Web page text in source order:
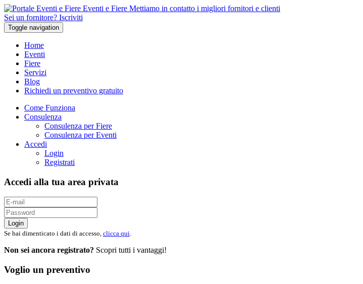
Eventi e Fiere Mettiamo in contatto i migliori fornitori e clienti
Sei un fornitore? Iscriviti
Toggle navigation
Home
Eventi
Fiere
Servizi
Blog
Richiedi un preventivo gratuito
Come Funziona
Consulenza
Consulenza per Fiere
Consulenza per Eventi
Accedi
Login
Registrati
Accedi alla tua area privata
Login
Se hai dimenticato i dati di accesso, clicca qui.
Non sei ancora registrato? Scopri tutti i vantaggi!
Voglio un preventivo